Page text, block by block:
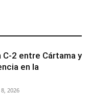
2 entre Cártama y
en la
2026